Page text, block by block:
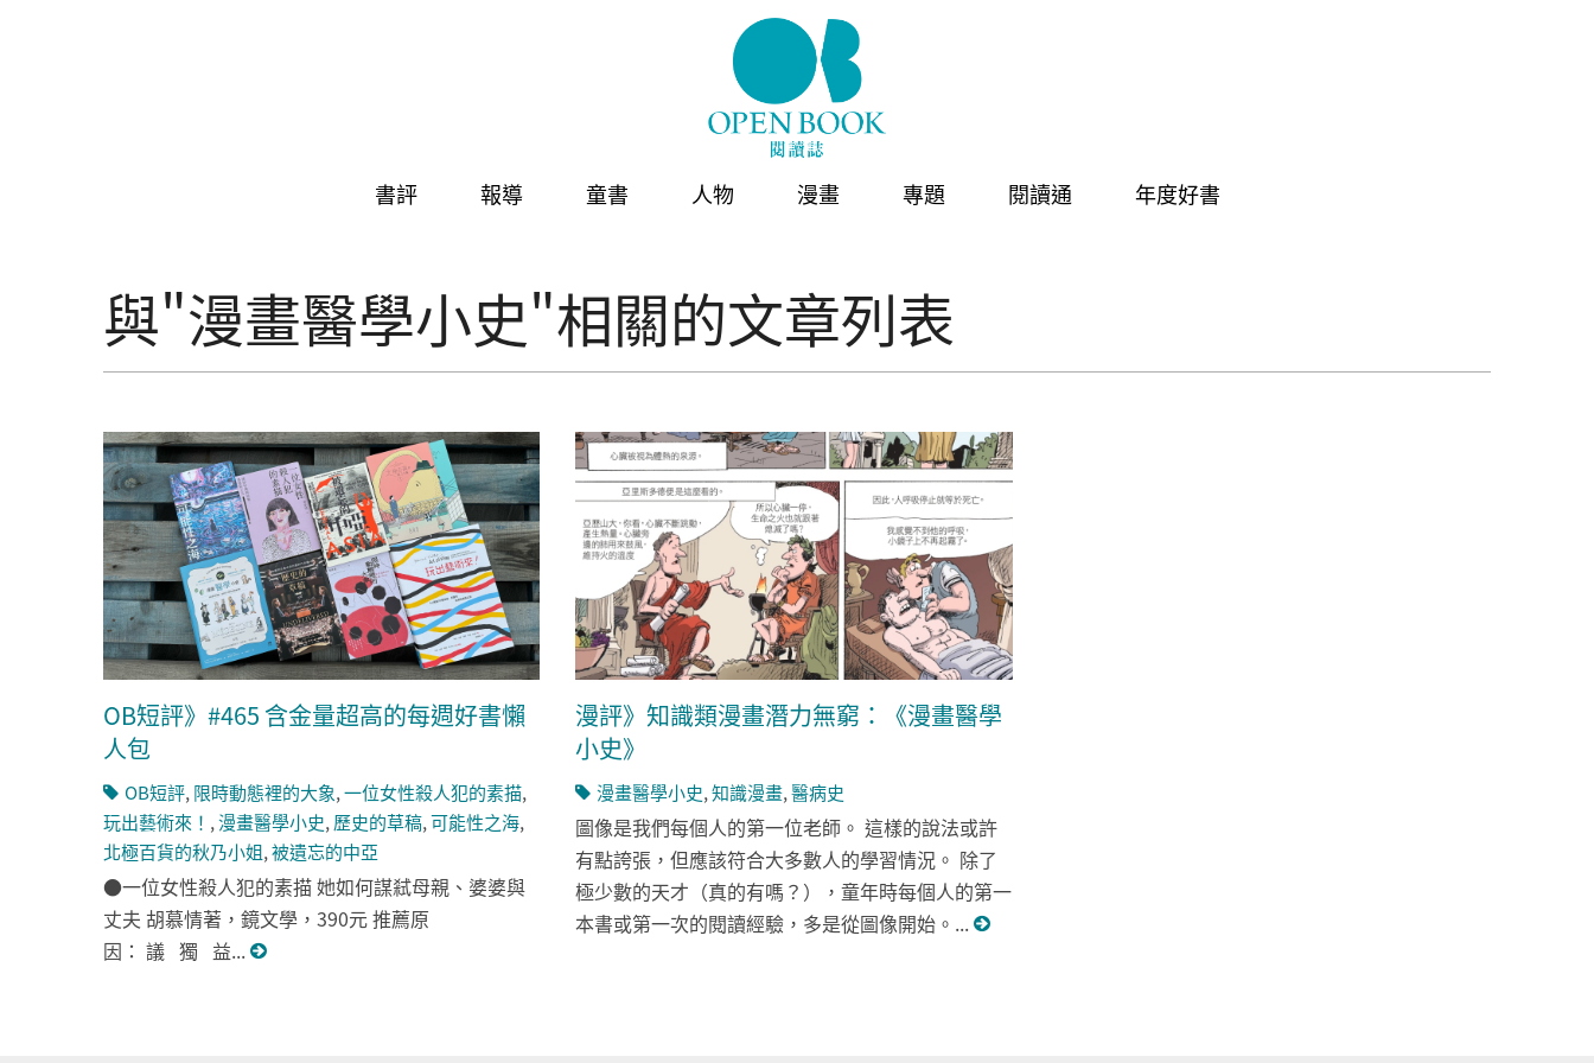
書評 報導 童書 人物 漫畫 專題 閱讀通 年度好書
與"漫畫醫學小史"相關的文章列表
OB短評》#465 含金量超高的每週好書懶
人包
OB短評, 限時動態裡的大象,一位女性殺人犯的素描,
玩出藝術來！ ,漫畫醫學小史, 歷史的草稿,可能性之海,
北極百貨的秋乃小姐,被遺忘的中亞
●一位女性殺人犯的素描 她如何謀弒母親、婆婆與
丈夫 胡慕情著，鏡文學，390元 推薦原
因： 議 獨 益...
漫評》知識類漫畫潛力無窮：《漫畫醫學
小史》
漫畫醫學小史,知識漫畫,醫病史
圖像是我們每個人的第一位老師。 這樣的說法或許
有點誇張，但應該符合大多數人的學習情況。 除了
極少數的天才（真的有嗎？），童年時每個人的第一
本書或第一次的閱讀經驗，多是從圖像開始。...